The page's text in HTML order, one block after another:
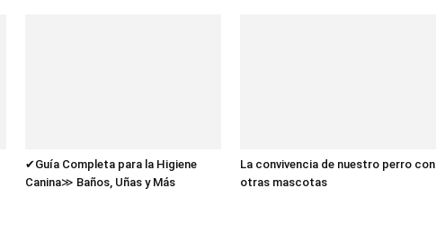
✔Guía Completa para la Higiene
Canina≫ Baños, Uñas y Más
La convivencia de nuestro perro con
otras mascotas